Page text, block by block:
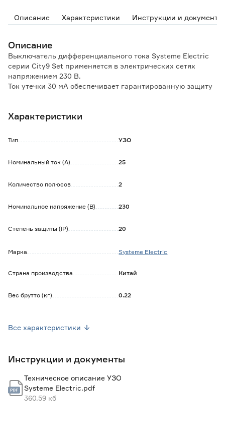
Описание Характеристики Инструкции и документы
Описание
Выключатель дифференциального тока Systeme Electric
серии City9 Set применяется в электрических сетях
напряжением 230 В.
Ток утечки 30 мА обеспечивает гарантированную защиту
Подключается сверху и снизу.
Характеристики
Тип УЗО
Номинальный ток (А) 25
Количество полюсов 2
Номинальное напряжение (В) 230
Степень защиты (IP) 20
Марка Systeme Electric
Страна производства Китай
Вес брутто (кг) 0.22
Все характеристики
Инструкции и документы
Техническое описание УЗО
Systeme Electric.pdf
360.59 кб